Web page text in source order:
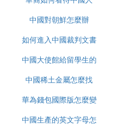
中國對朝鮮怎麼辦
如何進入中國裁判文書
網官網
中國大使館給留學生的
健康包有什麼
中國稀土金屬怎麼找
華為錢包國際版怎麼變
為中國版
中國生產的英文字母怎